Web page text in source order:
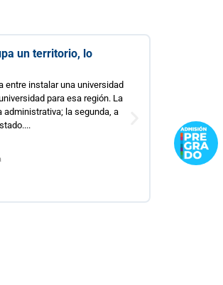
¿Carreras más cortas o estudiantes
preparados? Una tensión incómoda
educación superior chilena
El debate sobre la duración de las carreras
Chile ha adquirido centralidad en la agenda
particularmente a la luz de la evidencia
la OCDE muestran que la duración efectiva de